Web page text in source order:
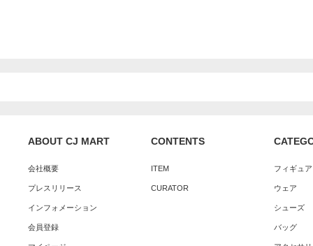
ABOUT CJ MART
会社概要
プレスリリース
インフォメーション
会員登録
CONTENTS
ITEM
CURATOR
フィギュ
ウェア
シューズ
バッグ